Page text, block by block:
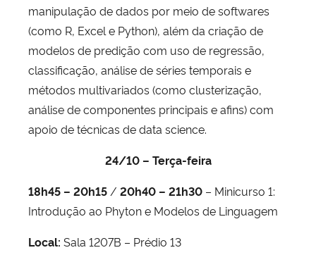
manipulação de dados por meio de softwares
(como R, Excel e Python), além da criação de
modelos de predição com uso de regressão,
classificação, análise de séries temporais e
métodos multivariados (como clusterização,
análise de componentes principais e afins) com
apoio de técnicas de data science.
24/10 – Terça-feira
18h45 – 20h15 / 20h40 – 21h30 – Minicurso 1:
Introdução ao Phyton e Modelos de Linguagem
Local: Sala 1207B – Prédio 13